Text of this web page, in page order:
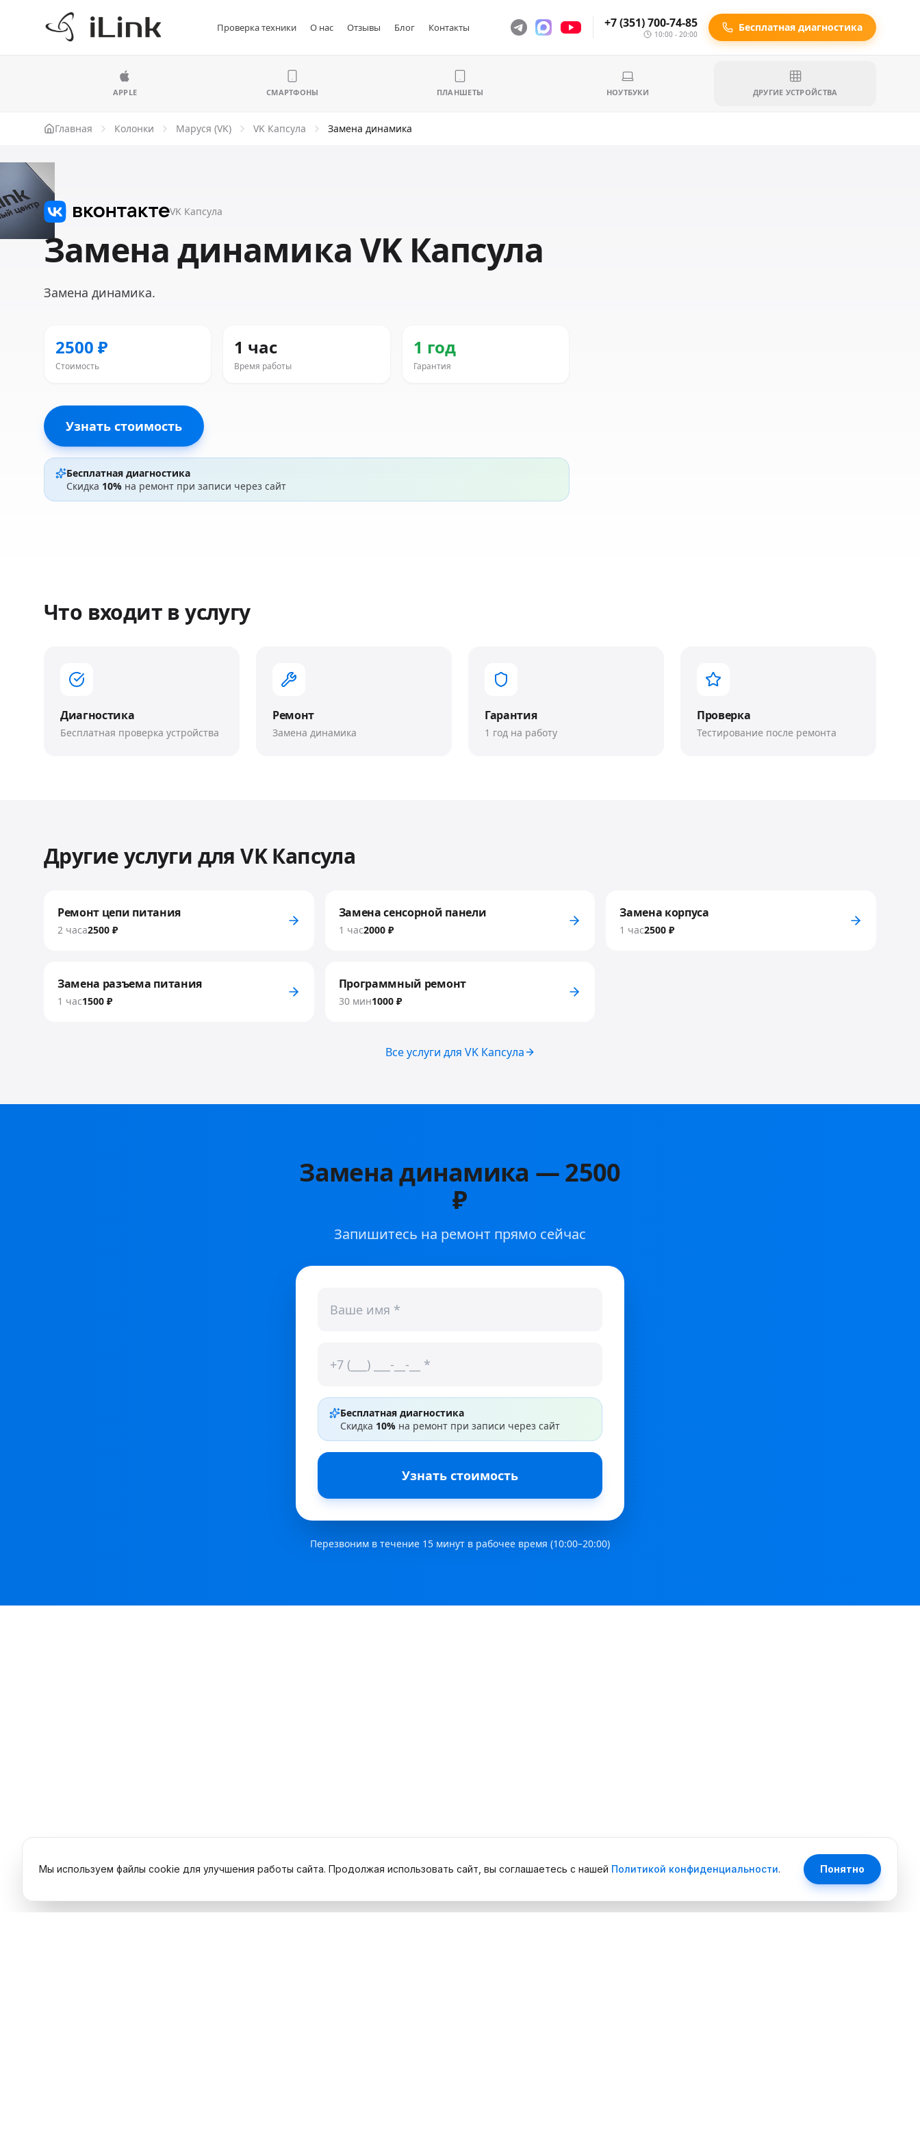
Проверка техники О нас Отзывы Блог Контакты +7 (351) 700-74-85
10:00 - 20:00
Бесплатная диагностика
APPLE СМАРТФОНЫ ПЛАНШЕТЫ НОУТБУКИ ДРУГИЕ УСТРОЙСТВА
Главная Колонки Маруся (VK) VK Капсула Замена динамика
VK Капсула
Замена динамика VK Капсула
Замена динамика.
2500 ₽
Стоимость
1 час
Время работы
1 год
Гарантия
Узнать стоимость
Бесплатная диагностика
Скидка 10% на ремонт при записи через сайт
Что входит в услугу
Диагностика
Бесплатная проверка устройства
Ремонт
Замена динамика
Гарантия
1 год на работу
Проверка
Тестирование после ремонта
Другие услуги дляVK Капсула
Ремонт цепи питания
2 часа2500 ₽
Замена сенсорной панели
1 час2000 ₽
Замена корпуса
1 час2500 ₽
Замена разъема питания
1 час1500 ₽
Программный ремонт
30 мин1000 ₽
Все услуги для VK Капсула
Замена динамика —2500
₽
Запишитесь на ремонт прямо сейчас
Бесплатная диагностика
Скидка 10% на ремонт при записи через сайт
Узнать стоимость
Перезвоним в течение 15 минут в рабочее время (10:00–20:00)
Мы используем файлы cookie для улучшения работы сайта. Продолжая использовать сайт, вы соглашаетесь с нашей Политикой конфиденциальности. Понятно